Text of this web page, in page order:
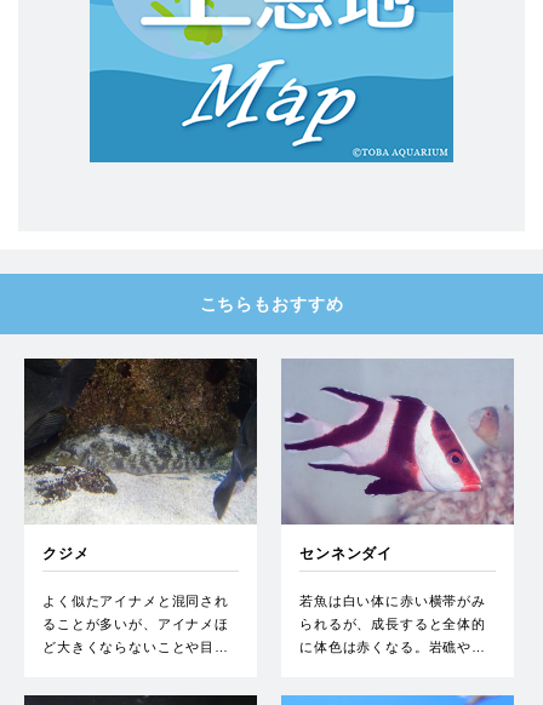
こちらもおすすめ
クジメ
よく似たアイナメと混同され
ることが多いが、アイナメほ
ど大きくならないことや目…
センネンダイ
若魚は白い体に赤い横帯がみ
られるが、成長すると全体的
に体色は赤くなる。岩礁や…